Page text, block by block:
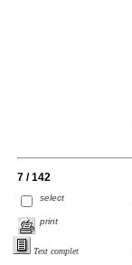
7 / 142
select
print
Text complet